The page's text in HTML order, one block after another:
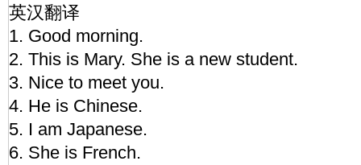
英汉翻译
1. Good morning.
2. This is Mary. She is a new student.
3. Nice to meet you.
4. He is Chinese.
5. I am Japanese.
6. She is French.